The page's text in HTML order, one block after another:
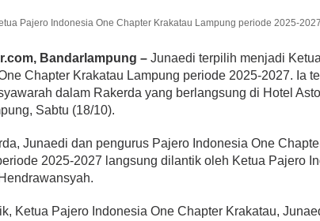
Pajero Indonesia One Chapter Krakatau Lampung periode 2025-
Bandarlampung –Junaedi terpilih menjadi
Chapter Krakatau Lampung periode 2025-2027. Ia
dalam Rakerda yang berlangsung di Hotel
Sabtu (18/10).
Junaedi dan pengurus Pajero Indonesia One
2025-2027 langsung dilantik oleh Ketua Pajero
Ketua Pajero Indonesia One Chapter Krakatau,